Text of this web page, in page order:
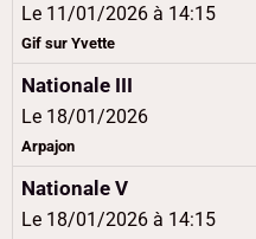
Le 11/01/2026 à 14:15
Gif sur Yvette
Nationale III
Le 18/01/2026
Arpajon
Nationale V
Le 18/01/2026 à 14:15